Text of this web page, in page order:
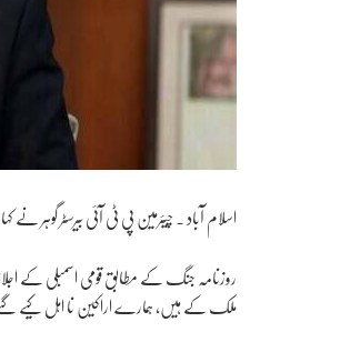
اسلام آباد ۔ چیئرمین پی ٹی آئی بیرسٹر
روزنامہ جنگ کے مطابق قومی اسمبلی کے
ملک کے ہیں، ہمارے اراکین نا اہل کیے